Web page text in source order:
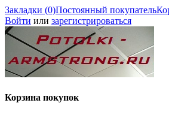
Закладки (0)Постоянный покупатель
Войти или зарегистрироваться
Корзина покупок